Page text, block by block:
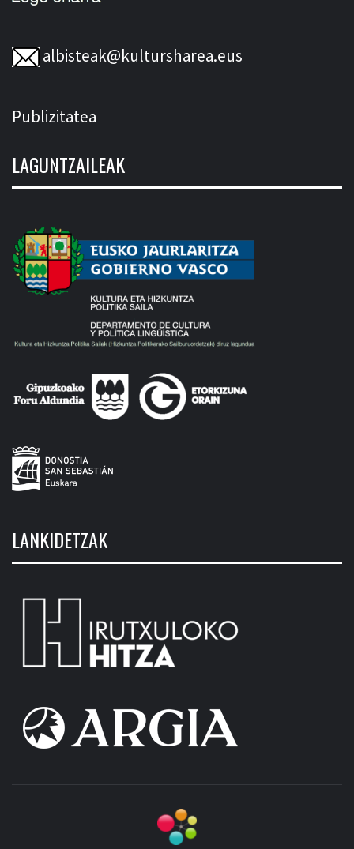
albisteak@kultursharea.eus
Publizitatea
LAGUNTZAILEAK
LANKIDETZAK